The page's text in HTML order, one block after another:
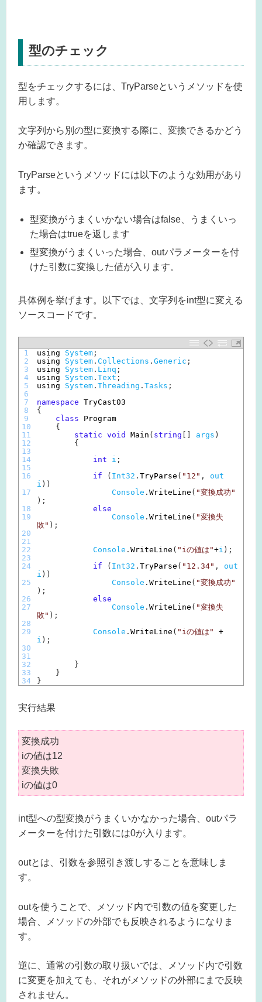
型のチェック
型をチェックするには、TryParseというメソッドを使
用します。
文字列から別の型に変換する際に、変換できるかどう
か確認できます。
TryParseというメソッドには以下のような効用があり
ます。
型変換がうまくいかない場合はfalse、うまくいっ
た場合はtrueを返します
型変換がうまくいった場合、outパラメーターを付
けた引数に変換した値が入ります。
具体例を挙げます。以下では、文字列をint型に変える
ソースコードです。
1
2
3
4
5
6
7
8
9
10
11
12
13
14
15
16
17
18
19
20
21
22
23
24
25
26
27
28
29
30
31
32
33
34
using System ;
using System . Collections . Generic ;
using System . Linq ;
using System . Text ;
using System . Threading . Tasks ;
namespace TryCast03
{
class
Program
{
static void Main ( string [ ] args )
{
int
i ;
if
( Int32 . TryParse ( "12" ,
out
i ) )
Console . WriteLine ( "変換成功"
) ;
else
Console . WriteLine ( "変換失
敗" ) ;
Console . WriteLine ( "iの値は"+i ) ;
if
( Int32 . TryParse ( "12.34" ,
out
i ) )
Console . WriteLine ( "変換成功"
) ;
else
Console . WriteLine ( "変換失
敗" ) ;
Console . WriteLine ( "iの値は"
+
i ) ;
}
}
}
実行結果
変換成功
iの値は12
変換失敗
iの値は0
int型への型変換がうまくいかなかった場合、outパラ
メーターを付けた引数には0が入ります。
outとは、引数を参照引き渡しすることを意味しま
す。
outを使うことで、メソッド内で引数の値を変更した
場合、メソッドの外部でも反映されるようになりま
す。
逆に、通常の引数の取り扱いでは、メソッド内で引数
に変更を加えても、それがメソッドの外部にまで反映
されません。